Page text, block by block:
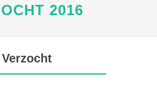
2016